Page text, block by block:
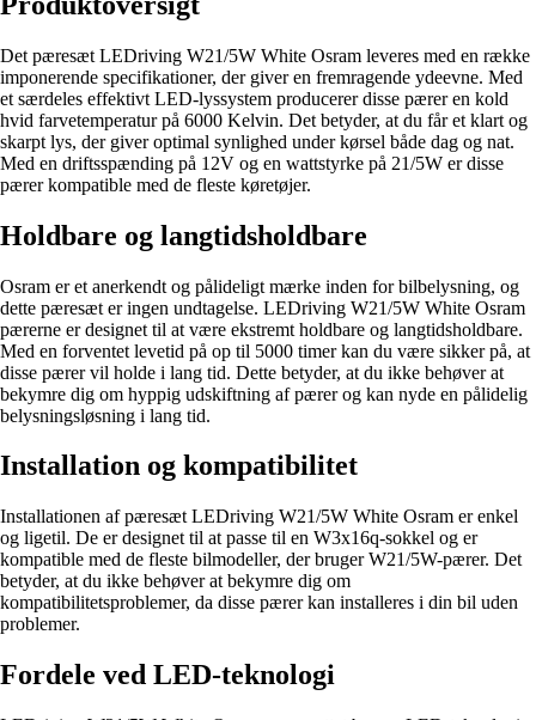
Det pæresæt LEDriving W21/5W White Osram leveres med en række
imponerende specifikationer, der giver en fremragende ydeevne. Med
et særdeles effektivt LED-lyssystem producerer disse pærer en kold
hvid farvetemperatur på 6000 Kelvin. Det betyder, at du får et klart og
skarpt lys, der giver optimal synlighed under kørsel både dag og nat.
Med en driftsspænding på 12V og en wattstyrke på 21/5W er disse
pærer kompatible med de fleste køretøjer.
Holdbare og langtidsholdbare
Osram er et anerkendt og pålideligt mærke inden for bilbelysning, og
dette pæresæt er ingen undtagelse. LEDriving W21/5W White Osram
pærerne er designet til at være ekstremt holdbare og langtidsholdbare.
Med en forventet levetid på op til 5000 timer kan du være sikker på, at
disse pærer vil holde i lang tid. Dette betyder, at du ikke behøver at
bekymre dig om hyppig udskiftning af pærer og kan nyde en pålidelig
belysningsløsning i lang tid.
Installation og kompatibilitet
Installationen af pæresæt LEDriving W21/5W White Osram er enkel
og ligetil. De er designet til at passe til en W3x16q-sokkel og er
kompatible med de fleste bilmodeller, der bruger W21/5W-pærer. Det
betyder, at du ikke behøver at bekymre dig om
kompatibilitetsproblemer, da disse pærer kan installeres i din bil uden
problemer.
Fordele ved LED-teknologi